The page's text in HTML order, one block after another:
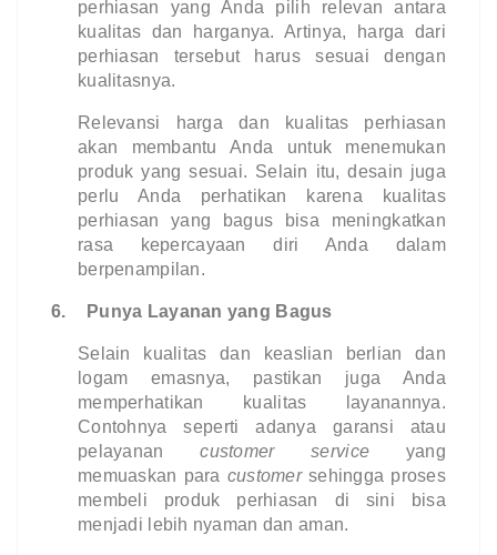
perhiasan yang Anda pilih relevan antara
kualitas dan harganya. Artinya, harga dari
perhiasan tersebut harus sesuai dengan
kualitasnya.
Relevansi harga dan kualitas perhiasan
akan membantu Anda untuk menemukan
produk yang sesuai. Selain itu, desain juga
perlu Anda perhatikan karena kualitas
perhiasan yang bagus bisa meningkatkan
rasa kepercayaan diri Anda dalam
berpenampilan.
6. Punya Layanan yang Bagus
Selain kualitas dan keaslian berlian dan
logam emasnya, pastikan juga Anda
memperhatikan kualitas layanannya.
Contohnya seperti adanya garansi atau
pelayanan customer service yang
memuaskan para customer sehingga proses
membeli produk perhiasan di sini bisa
menjadi lebih nyaman dan aman.